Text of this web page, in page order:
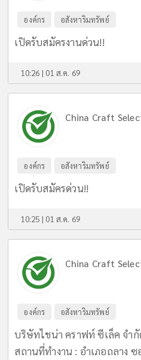
องค์กร อสังหาริมทรัพย์
เปิดรับสมัครงานด่วน!!
10:26 | 01 ส.ค. 69
China Craft
องค์กร อสังหาริมทรัพย์
เปิดรับสมัครด่วน!!
10:25 | 01 ส.ค. 69
China Craft
องค์กร อสังหาริมทรัพย์
บริษัทไชน่า คราฟท์ ซีเล็ค จำกั
สถานที่ทำงาน : อำเภอถลาง ซ